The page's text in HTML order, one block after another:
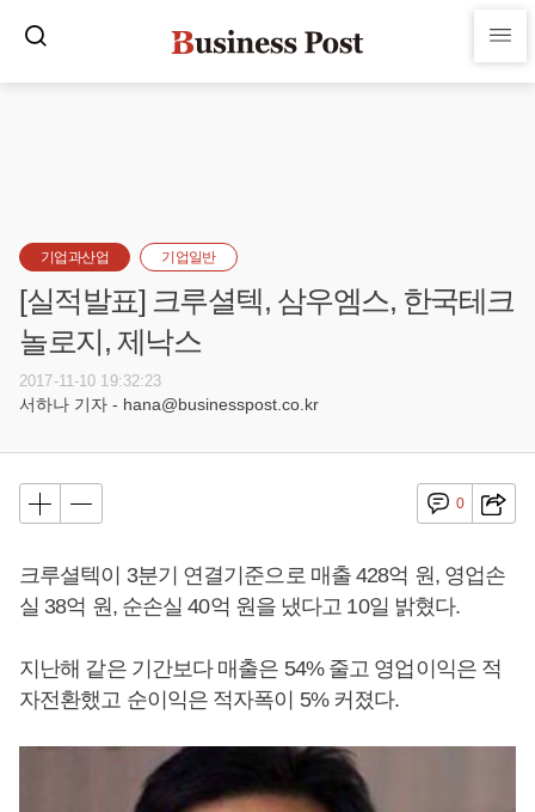
기업과산업 기업일반
[실적발표] 크루셜텍, 삼우엠스, 한국테크
놀로지, 제낙스
2017-11-10 19:32:23
서하나 기자 - hana@businesspost.co.kr
0
크루셜텍이 3분기 연결기준으로 매출 428억 원, 영업손
실 38억 원, 순손실 40억 원을 냈다고 10일 밝혔다.
지난해 같은 기간보다 매출은 54% 줄고 영업이익은 적
자전환했고 순이익은 적자폭이 5% 커졌다.